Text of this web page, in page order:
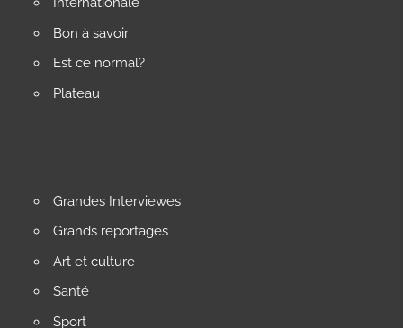
Bon à savoir
Est ce normal?
Plateau
Grandes Interviewes
Grands reportages
Art et culture
Santé
Sport